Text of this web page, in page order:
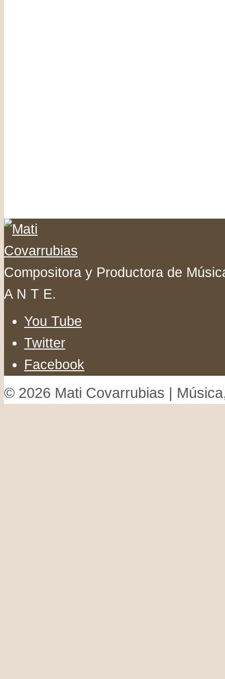
Compositora y Productora de
A N T E.
You Tube
Twitter
Facebook
© 2026 Mati Covarrubias |